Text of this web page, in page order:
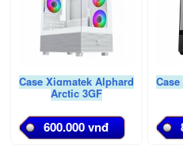
Case Xigmatek Alphard
Arctic 3GF
600.000 vnđ